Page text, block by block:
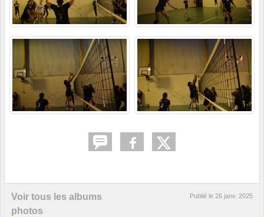
Voir tous les albums
photos
Publié le 26 janv. 2025